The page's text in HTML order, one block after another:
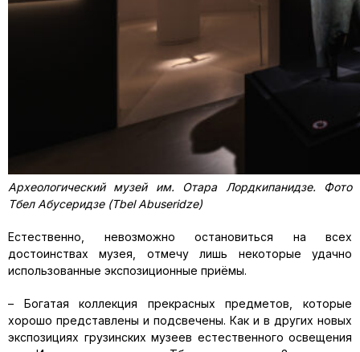
Археологический музей им. Отара Лордкипанидзе. Фото
Тбел Абусеридзе (Tbel Abuseridze)
Естественно, невозможно остановиться на всех
достоинствах музея, отмечу лишь некоторые удачно
использованные экспозиционные приёмы.
– Богатая коллекция прекрасных предметов, которые
хорошо представлены и подсвечены. Как и в других новых
экспозициях грузинских музеев естественного освещения